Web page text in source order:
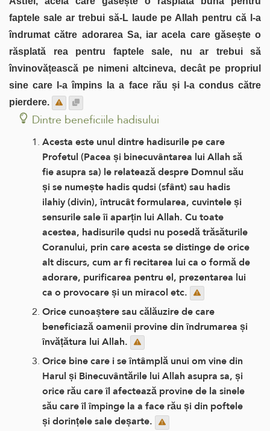
faptele sale ar trebui să-L laude pe Allah pentru că l-a
îndrumat către adorarea Sa, iar acela care găsește o
răsplată rea pentru faptele sale, nu ar trebui să
învinovățească pe nimeni altcineva, decât pe propriul
sine care l-a împins la a face rău și l-a condus către
pierdere.
Dintre beneficiile hadisului
Acesta este unul dintre hadisurile pe care
Profetul (Pacea și binecuvântarea lui Allah să
fie asupra sa) le relatează despre Domnul său
și se numește hadis qudsi (sfânt) sau hadis
ilahiy (divin), întrucât formularea, cuvintele și
sensurile sale îi aparțin lui Allah. Cu toate
acestea, hadisurile qudsi nu posedă trăsăturile
Coranului, prin care acesta se distinge de orice
alt discurs, cum ar fi recitarea lui ca o formă de
adorare, purificarea pentru el, prezentarea lui
ca o provocare și un miracol etc.
Orice cunoaștere sau călăuzire de care
beneficiază oamenii provine din îndrumarea și
învățătura lui Allah.
Orice bine care i se întâmplă unui om vine din
Harul și Binecuvântările lui Allah asupra sa, și
orice rău care îl afectează provine de la sinele
său care îl împinge la a face rău și din poftele
și dorințele sale deșarte.